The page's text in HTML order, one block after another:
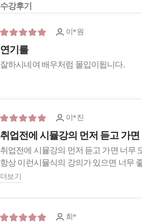
수강후기
이*원
연기를
잘하시네여 배우처럼 몰입이됩니다.
이*진
취업전에 시뮬강의 먼저 듣고 가
취업전에 시뮬강의 먼저 듣고 가면 너무
항상 이런시뮬식의 강의가 있으면 너무
드림널스에서 이런강의 만들어서 구독
더보기
희*